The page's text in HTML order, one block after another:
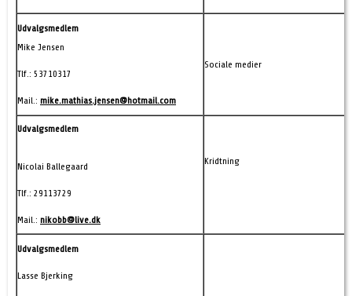
Udvalgsmedlem
Mike Jensen
Tlf.: 53710317
Mail.: mike.mathias.jensen@hotmail.com
Sociale medier
Udvalgsmedlem
Nicolai Ballegaard
Tlf.: 29113729
Mail.: nikobb@live.dk
Kridtning
Udvalgsmedlem
Lasse Bjerking